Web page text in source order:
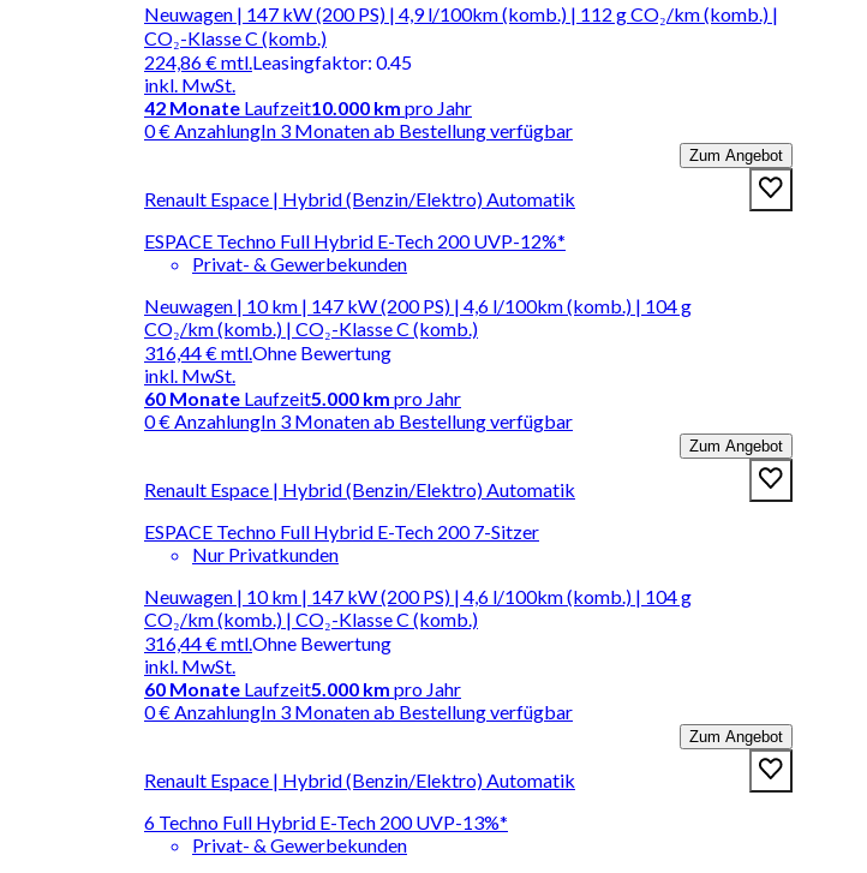
Neuwagen | 147 kW (200 PS) | 4,9 l/100km (komb.) | 112 g CO₂/km (komb.) |
CO₂-Klasse C (komb.)
224,86 €mtl.
inkl. MwSt.
Leasingfaktor: 0.45
42 Monate Laufzeit10.000 km pro Jahr
0 € AnzahlungIn 3 Monaten ab Bestellung verfügbar
Zum Angebot
Renault Espace | Hybrid (Benzin/Elektro) Automatik
ESPACE Techno Full Hybrid E-Tech 200 UVP-12%*
Privat- & Gewerbekunden
Neuwagen | 10 km | 147 kW (200 PS) | 4,6 l/100km (komb.) | 104 g
CO₂/km (komb.) | CO₂-Klasse C (komb.)
316,44 €mtl.
inkl. MwSt.
Ohne Bewertung
60 Monate Laufzeit5.000 km pro Jahr
0 € AnzahlungIn 3 Monaten ab Bestellung verfügbar
Zum Angebot
Renault Espace | Hybrid (Benzin/Elektro) Automatik
ESPACE Techno Full Hybrid E-Tech 200 7-Sitzer
Nur Privatkunden
Neuwagen | 10 km | 147 kW (200 PS) | 4,6 l/100km (komb.) | 104 g
CO₂/km (komb.) | CO₂-Klasse C (komb.)
316,44 €mtl.
inkl. MwSt.
Ohne Bewertung
60 Monate Laufzeit5.000 km pro Jahr
0 € AnzahlungIn 3 Monaten ab Bestellung verfügbar
Zum Angebot
Renault Espace | Hybrid (Benzin/Elektro) Automatik
6 Techno Full Hybrid E-Tech 200 UVP-13%*
Privat- & Gewerbekunden